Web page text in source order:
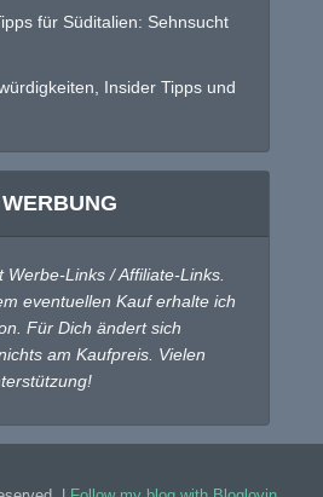
für Süditalien: Sehnsucht
Insider Tipps und
Links / Affiliate-Links.
eventuellen Kauf erhalte ich
Für Dich ändert sich
am Kaufpreis. Vielen